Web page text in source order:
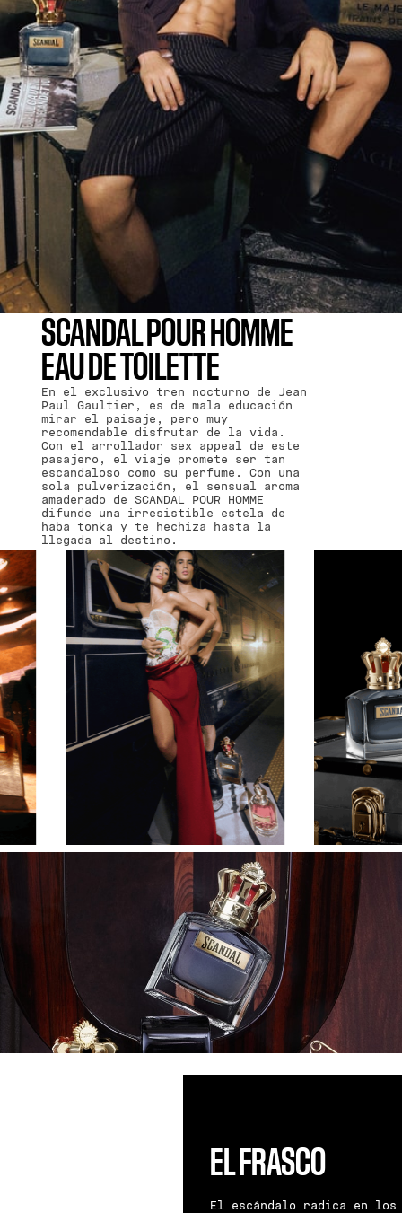
SCANDAL POUR HOMME
EAU DE TOILETTE
En el exclusivo tren nocturno de Jean
Paul Gaultier, es de mala educación
mirar el paisaje, pero muy
recomendable disfrutar de la vida.
Con el arrollador sex appeal de este
pasajero, el viaje promete ser tan
escandaloso como su perfume. Con una
sola pulverización, el sensual aroma
amaderado de SCANDAL POUR HOMME
difunde una irresistible estela de
haba tonka y te hechiza hasta la
llegada al destino.
EL FRASCO
El escándalo radica en los